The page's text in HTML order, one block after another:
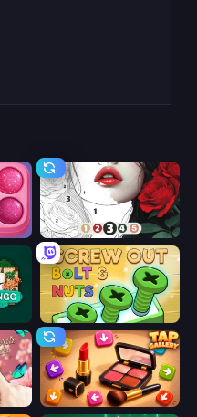
Piece of Cake: Merge and Bake Numicolor
Screw Out: Bolts and Nuts
Tap Gallery